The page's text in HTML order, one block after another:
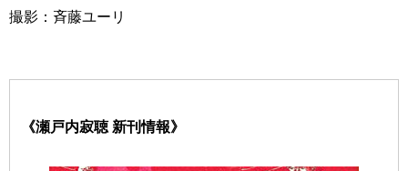
撮影：斉藤ユーリ
《瀬戸内寂聴 新刊情報》